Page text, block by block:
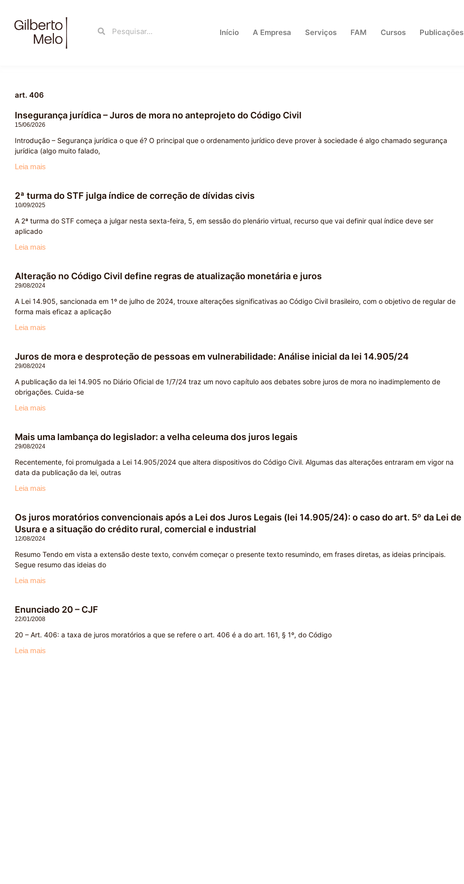
SearchSearch
Início A Empresa Serviços FAM Cursos Publicações
art. 406
Insegurança jurídica – Juros de mora no anteprojeto do Código Civil
15/06/2026
Introdução – Segurança jurídica o que é? O principal que o ordenamento jurídico deve prover à sociedade é algo chamado segurança
jurídica (algo muito falado,
Leia mais
2ª turma do STF julga índice de correção de dívidas civis
10/09/2025
A 2ª turma do STF começa a julgar nesta sexta-feira, 5, em sessão do plenário virtual, recurso que vai definir qual índice deve ser
aplicado
Leia mais
Alteração no Código Civil define regras de atualização monetária e juros
29/08/2024
A Lei 14.905, sancionada em 1º de julho de 2024, trouxe alterações significativas ao Código Civil brasileiro, com o objetivo de regular de
forma mais eficaz a aplicação
Leia mais
Juros de mora e desproteção de pessoas em vulnerabilidade: Análise inicial da lei 14.905/24
29/08/2024
A publicação da lei 14.905 no Diário Oficial de 1/7/24 traz um novo capítulo aos debates sobre juros de mora no inadimplemento de
obrigações. Cuida-se
Leia mais
Mais uma lambança do legislador: a velha celeuma dos juros legais
29/08/2024
Recentemente, foi promulgada a Lei 14.905/2024 que altera dispositivos do Código Civil. Algumas das alterações entraram em vigor na
data da publicação da lei, outras
Leia mais
Os juros moratórios convencionais após a Lei dos Juros Legais (lei 14.905/24): o caso do art. 5º da Lei de
Usura e a situação do crédito rural, comercial e industrial
12/08/2024
Resumo Tendo em vista a extensão deste texto, convém começar o presente texto resumindo, em frases diretas, as ideias principais.
Segue resumo das ideias do
Leia mais
Enunciado 20 – CJF
22/01/2008
20 – Art. 406: a taxa de juros moratórios a que se refere o art. 406 é a do art. 161, § 1º, do Código
Leia mais